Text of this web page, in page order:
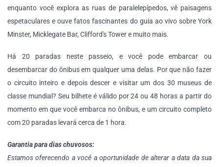
enquanto você explora as ruas de paralelepípedos, vê paisagens
espetaculares e ouve fatos fascinantes do guia ao vivo sobre York
Minster, Micklegate Bar, Clifford's Tower e muito mais.
Há 20 paradas neste passeio, e você pode embarcar ou
desembarcar do ônibus em qualquer uma delas. Por que não fazer
o circuito inteiro e depois descer e visitar um dos 30 museus de
classe mundial? Seu bilhete é válido por 24 ou 48 horas a partir do
momento em que você embarca no ônibus, e um circuito completo
com 20 paradas levará cerca de 1 hora.
Garantia para dias chuvosos:
Estamos oferecendo a você a oportunidade de alterar a data da sua